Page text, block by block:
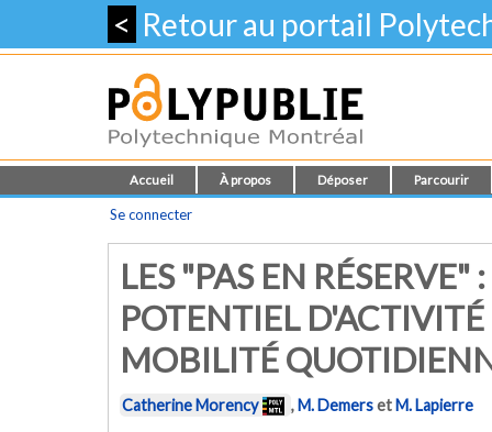
< Retour au portail
Accueil À propos Déposer Parcourir
Se connecter
LES "PAS EN
POTENTIEL
MOBILITÉ
Catherine Morency ,M. DemersetM. Lapierre